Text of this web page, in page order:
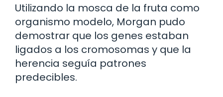
Utilizando la mosca de la fruta como
organismo modelo, Morgan pudo
demostrar que los genes estaban
ligados a los cromosomas y que la
herencia seguía patrones
predecibles.